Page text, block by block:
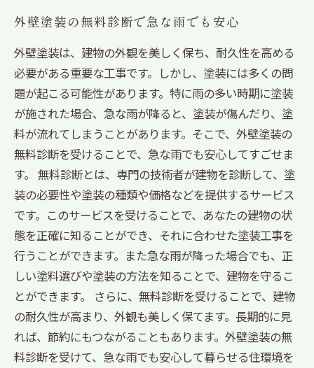
外壁塗装の無料診断で急な雨でも安心
外壁塗装は、建物の外観を美しく保ち、耐久性を高める
必要がある重要な工事です。しかし、塗装には多くの問
題が起こる可能性があります。特に雨の多い時期に塗装
が施された場合、急な雨が降ると、塗装が傷んだり、塗
料が流れてしまうことがあります。そこで、外壁塗装の
無料診断を受けることで、急な雨でも安心してすごせま
す。 無料診断とは、専門の技術者が建物を診断して、塗
装の必要性や塗装の種類や価格などを提供するサービス
です。このサービスを受けることで、あなたの建物の状
態を正確に知ることができ、それに合わせた塗装工事を
行うことができます。また急な雨が降った場合でも、正
しい塗料選びや塗装の方法を知ることで、建物を守るこ
とができます。 さらに、無料診断を受けることで、建物
の耐久性が高まり、外観も美しく保てます。長期的に見
れば、節約にもつながることもあります。外壁塗装の無
料診断を受けて、急な雨でも安心して暮らせる住環境を